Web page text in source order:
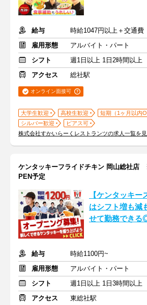
給与
時給1047円以上＋交通費
雇用形態
アルバイト・パート
シフト
週1日以上 1日2時間以上
アクセス
総社駅
オンライン面接可
大学生歓迎 高校生歓迎
短期（1ヶ月以内
シルバー歓迎
ピアス可
株式会社すかいらーくレストランツの求人一覧を
ケンタッキーフライドチキン 岡山総社店
PEN予定
【ケンタッキー
はシフト増も
せて勤務できる
給与
時給1100円~
雇用形態
アルバイト・パート
シフト
週1日以上 1日3時間以上
アクセス
東総社駅